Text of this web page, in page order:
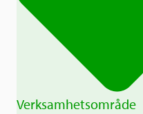
Verksamhetsområde